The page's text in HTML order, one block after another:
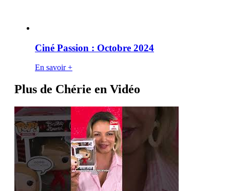
Ciné Passion : Octobre 2024
En savoir +
Plus de Chérie en Vidéo